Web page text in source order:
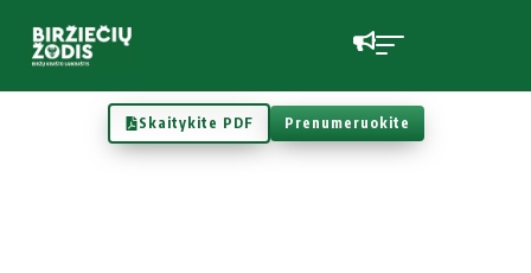
Skaitykite PDF Prenumeruokite